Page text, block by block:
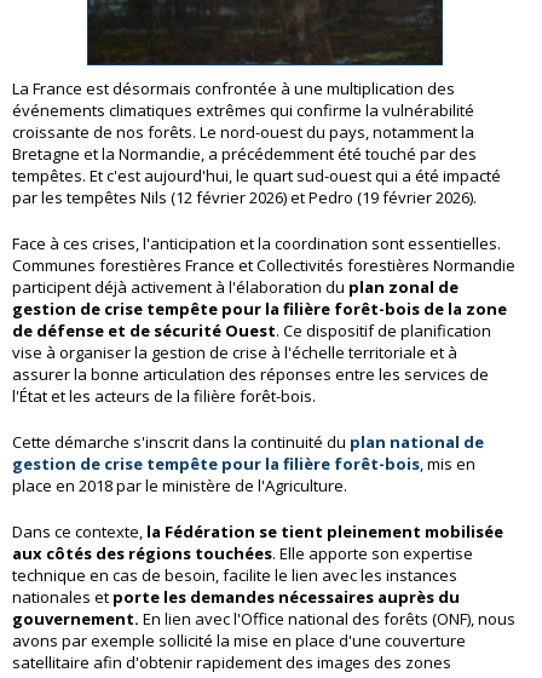
La France est désormais confrontée à une multiplication des
événements climatiques extrêmes qui confirme la vulnérabilité
croissante de nos forêts. Le nord-ouest du pays, notamment la
Bretagne et la Normandie, a précédemment été touché par des
tempêtes. Et c'est aujourd'hui, le quart sud-ouest qui a été impacté
par les tempêtes Nils (12 février 2026) et Pedro (19 février 2026).
Face à ces crises, l'anticipation et la coordination sont essentielles.
Communes forestières France et Collectivités forestières Normandie
participent déjà activement à l'élaboration du plan zonal de
gestion de crise tempête pour la filière forêt-bois de la zone
de défense et de sécurité Ouest. Ce dispositif de planification
vise à organiser la gestion de crise à l'échelle territoriale et à
assurer la bonne articulation des réponses entre les services de
l'État et les acteurs de la filière forêt-bois.
Cette démarche s'inscrit dans la continuité du plan national de
gestion de crise tempête pour la filière forêt-bois , mis en
place en 2018 par le ministère de l'Agriculture.
Dans ce contexte, la Fédération se tient pleinement mobilisée
aux côtés des régions touchées. Elle apporte son expertise
technique en cas de besoin, facilite le lien avec les instances
nationales et porte les demandes nécessaires auprès du
gouvernement. En lien avec l'Office national des forêts (ONF), nous
avons par exemple sollicité la mise en place d'une couverture
satellitaire afin d'obtenir rapidement des images des zones